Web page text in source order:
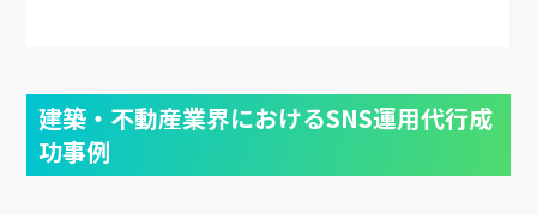
建築・不動産業界におけるSNS運用代行成
功事例